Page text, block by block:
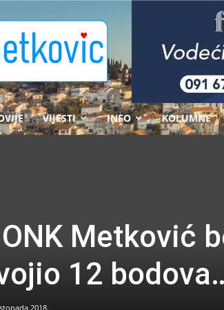
VIJESTI INFO KOLUMNE
Metković
12
2018.